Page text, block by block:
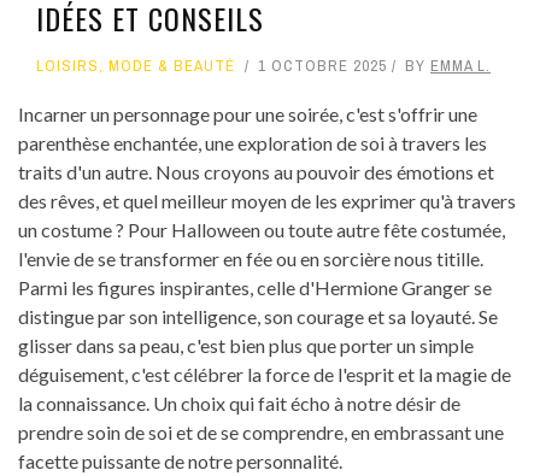
IDÉES ET CONSEILS
LOISIRS, MODE & BEAUTÉ 1 OCTOBRE 2025 BY EMMA L.
Incarner un personnage pour une soirée, c'est s'offrir une
parenthèse enchantée, une exploration de soi à travers les
traits d'un autre. Nous croyons au pouvoir des émotions et
des rêves, et quel meilleur moyen de les exprimer qu'à travers
un costume ? Pour Halloween ou toute autre fête costumée,
l'envie de se transformer en fée ou en sorcière nous titille.
Parmi les figures inspirantes, celle d'Hermione Granger se
distingue par son intelligence, son courage et sa loyauté. Se
glisser dans sa peau, c'est bien plus que porter un simple
déguisement, c'est célébrer la force de l'esprit et la magie de
la connaissance. Un choix qui fait écho à notre désir de
prendre soin de soi et de se comprendre, en embrassant une
facette puissante de notre personnalité.